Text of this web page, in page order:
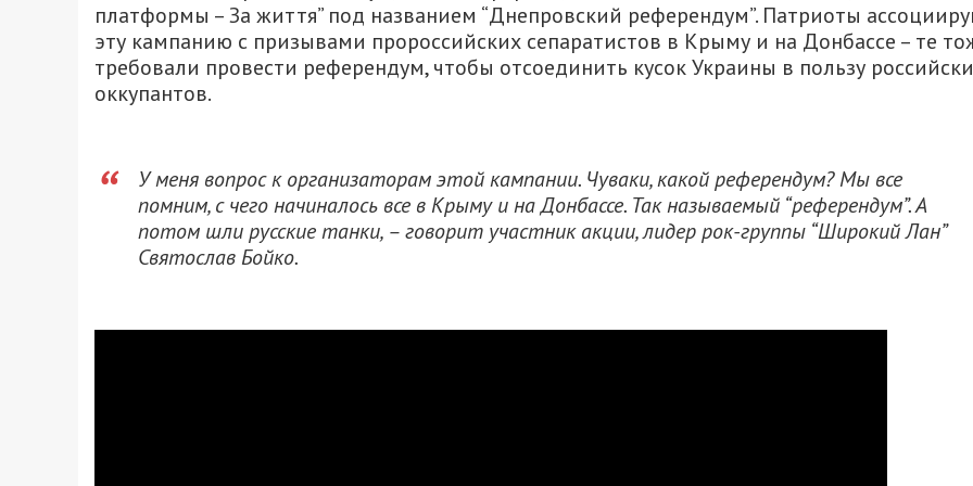
платформы – За життя” под названием “Днепровский референдум”. Патриоты
эту кампанию с призывами пророссийских сепаратистов в Крыму и на Донбассе – те
требовали провести референдум, чтобы отсоединить кусок Украины в пользу
оккупантов.
У меня вопрос к организаторам этой кампании. Чуваки, какой референдум? Мы все
помним, с чего начиналось все в Крыму и на Донбассе. Так называемый “референдум”. А
потом шли русские танки, – говорит участник акции, лидер рок-группы “Широкий Лан”
Святослав Бойко.